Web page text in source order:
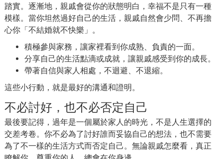
踏實。逐漸地，親戚會從你的狀態明白，幸福不是只有一種
模樣。當你坦然過好自己的生活，親戚自然會少問、不再擔
心你「不結婚就不快樂」。
積極參與家務，讓家裡看到你成熟、負責的一面。
分享自己的生活點滴或成就，讓親戚感受到你的成長。
帶著自信與家人相處，不迴避、不退縮。
這些小行動，就是最好的溝通和證明。
不必討好，也不必否定自己
最後要記得，過年是一個屬於家人的時光，不是人生選擇的
交差考卷。你不必為了討好誰而妥協自己的想法，也不需要
為了不一樣的生活方式而否定自己。無論親戚怎麼看，真正